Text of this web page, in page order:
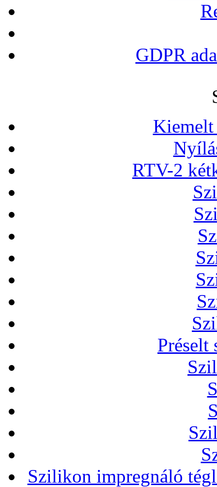
GDPR
RTV-2
Préselt
Szilikon impregnáló